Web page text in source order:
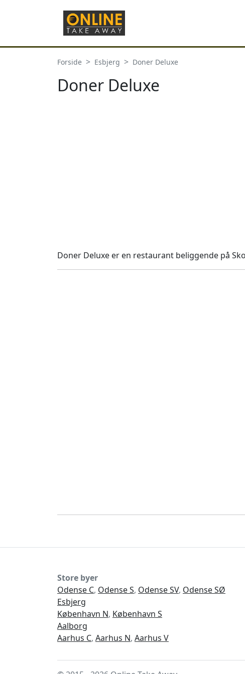
Forside Esbjerg Doner Deluxe
Doner Deluxe
Doner Deluxe er en restaurant beliggende på
Store byer
Odense C, Odense S, Odense SV, Odense SØ
Esbjerg
København N, København S
Aalborg
Aarhus C, Aarhus N, Aarhus V